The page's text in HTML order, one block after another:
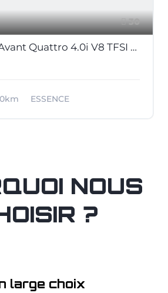
30
AUDI A6 RS6 Avant Quattro 4.0i V8 TFSI - 560 - BVA Tiptronic RS6 AVANT 2013 BREAK . PHASE 1
ESSENCE
NOUS
?
large choix